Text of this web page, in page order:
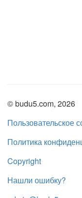
© budu5.com, 2026
Пользовательское
Политика
Copyright
Нашли ошибку?